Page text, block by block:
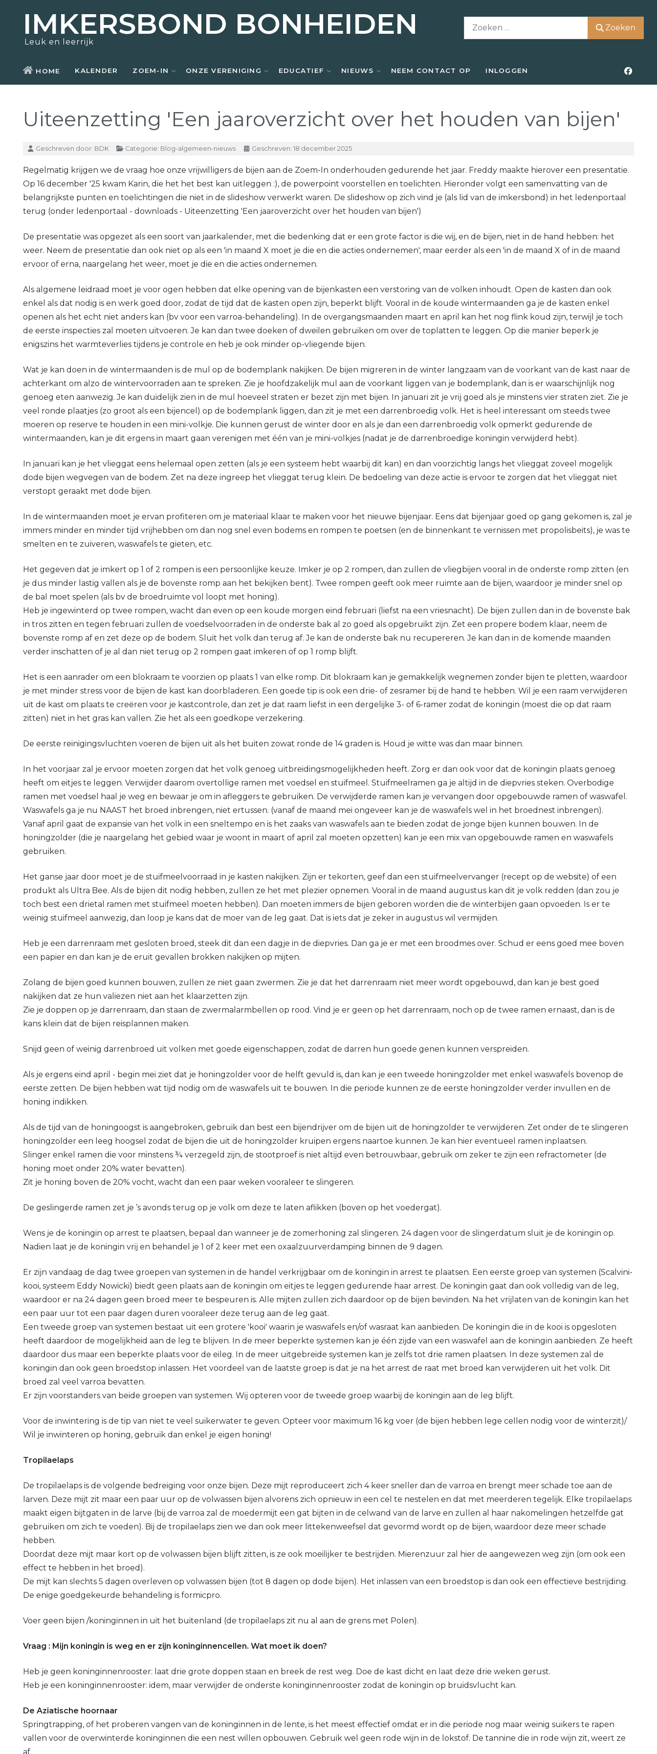
IMKERSBOND BONHEIDEN
Leuk en leerrijk
Zoeken
HOME KALENDER ZOEM-IN ONZE VERENIGING EDUCATIEF NIEUWS NEEM CONTACT OP INLOGGEN
Uiteenzetting 'Een jaaroverzicht over het houden van bijen'
DetailsGeschreven door: BDK Categorie: Blog-algemeen-nieuws Geschreven: 18 december 2025
Regelmatig krijgen we de vraag hoe onze vrijwilligers de bijen aan de Zoem-In onderhouden gedurende het jaar. Freddy maakte hierover een presentatie.
Op 16 december '25 kwam Karin, die het het best kan uitleggen :), de powerpoint voorstellen en toelichten. Hieronder volgt een samenvatting van de
belangrijkste punten en toelichtingen die niet in de slideshow verwerkt waren. De slideshow op zich vind je (als lid van de imkersbond) in het ledenportaal
terug (onder ledenportaal - downloads - Uiteenzetting 'Een jaaroverzicht over het houden van bijen')
De presentatie was opgezet als een soort van jaarkalender, met die bedenking dat er een grote factor is die wij, en de bijen, niet in de hand hebben: het
weer. Neem de presentatie dan ook niet op als een 'in maand X moet je die en die acties ondernemen', maar eerder als een 'in de maand X of in de maand
ervoor of erna, naargelang het weer, moet je die en die acties ondernemen.
Als algemene leidraad moet je voor ogen hebben dat elke opening van de bijenkasten een verstoring van de volken inhoudt. Open de kasten dan ook
enkel als dat nodig is en werk goed door, zodat de tijd dat de kasten open zijn, beperkt blijft. Vooral in de koude wintermaanden ga je de kasten enkel
openen als het echt niet anders kan (bv voor een varroa-behandeling). In de overgangsmaanden maart en april kan het nog flink koud zijn, terwijl je toch
de eerste inspecties zal moeten uitvoeren. Je kan dan twee doeken of dweilen gebruiken om over de toplatten te leggen. Op die manier beperk je
enigszins het warmteverlies tijdens je controle en heb je ook minder op-vliegende bijen.
Wat je kan doen in de wintermaanden is de mul op de bodemplank nakijken. De bijen migreren in de winter langzaam van de voorkant van de kast naar de
achterkant om alzo de wintervoorraden aan te spreken. Zie je hoofdzakelijk mul aan de voorkant liggen van je bodemplank, dan is er waarschijnlijk nog
genoeg eten aanwezig. Je kan duidelijk zien in de mul hoeveel straten er bezet zijn met bijen. In januari zit je vrij goed als je minstens vier straten ziet. Zie je
veel ronde plaatjes (zo groot als een bijencel) op de bodemplank liggen, dan zit je met een darrenbroedig volk. Het is heel interessant om steeds twee
moeren op reserve te houden in een mini-volkje. Die kunnen gerust de winter door en als je dan een darrenbroedig volk opmerkt gedurende de
wintermaanden, kan je dit ergens in maart gaan verenigen met één van je mini-volkjes (nadat je de darrenbroedige koningin verwijderd hebt).
In januari kan je het vlieggat eens helemaal open zetten (als je een systeem hebt waarbij dit kan) en dan voorzichtig langs het vlieggat zoveel mogelijk
dode bijen wegvegen van de bodem. Zet na deze ingreep het vlieggat terug klein. De bedoeling van deze actie is ervoor te zorgen dat het vlieggat niet
verstopt geraakt met dode bijen.
In de wintermaanden moet je ervan profiteren om je materiaal klaar te maken voor het nieuwe bijenjaar. Eens dat bijenjaar goed op gang gekomen is, zal je
immers minder en minder tijd vrijhebben om dan nog snel even bodems en rompen te poetsen (en de binnenkant te vernissen met propolisbeits), je was te
smelten en te zuiveren, waswafels te gieten, etc.
Het gegeven dat je imkert op 1 of 2 rompen is een persoonlijke keuze. Imker je op 2 rompen, dan zullen de vliegbijen vooral in de onderste romp zitten (en
je dus minder lastig vallen als je de bovenste romp aan het bekijken bent). Twee rompen geeft ook meer ruimte aan de bijen, waardoor je minder snel op
de bal moet spelen (als bv de broedruimte vol loopt met honing).
Heb je ingewinterd op twee rompen, wacht dan even op een koude morgen eind februari (liefst na een vriesnacht). De bijen zullen dan in de bovenste bak
in tros zitten en tegen februari zullen de voedselvoorraden in de onderste bak al zo goed als opgebruikt zijn. Zet een propere bodem klaar, neem de
bovenste romp af en zet deze op de bodem. Sluit het volk dan terug af. Je kan de onderste bak nu recupereren. Je kan dan in de komende maanden
verder inschatten of je al dan niet terug op 2 rompen gaat imkeren of op 1 romp blijft.
Het is een aanrader om een blokraam te voorzien op plaats 1 van elke romp. Dit blokraam kan je gemakkelijk wegnemen zonder bijen te pletten, waardoor
je met minder stress voor de bijen de kast kan doorbladeren. Een goede tip is ook een drie- of zesramer bij de hand te hebben. Wil je een raam verwijderen
uit de kast om plaats te creëren voor je kastcontrole, dan zet je dat raam liefst in een dergelijke 3- of 6-ramer zodat de koningin (moest die op dat raam
zitten) niet in het gras kan vallen. Zie het als een goedkope verzekering.
De eerste reinigingsvluchten voeren de bijen uit als het buiten zowat ronde de 14 graden is. Houd je witte was dan maar binnen.
In het voorjaar zal je ervoor moeten zorgen dat het volk genoeg uitbreidingsmogelijkheden heeft. Zorg er dan ook voor dat de koningin plaats genoeg
heeft om eitjes te leggen. Verwijder daarom overtollige ramen met voedsel en stuifmeel. Stuifmeelramen ga je altijd in de diepvries steken. Overbodige
ramen met voedsel haal je weg en bewaar je om in afleggers te gebruiken. De verwijderde ramen kan je vervangen door opgebouwde ramen of waswafel.
Waswafels ga je nu NAAST het broed inbrengen, niet ertussen. (vanaf de maand mei ongeveer kan je de waswafels wel in het broednest inbrengen).
Vanaf april gaat de expansie van het volk in een sneltempo en is het zaaks van waswafels aan te bieden zodat de jonge bijen kunnen bouwen. In de
honingzolder (die je naargelang het gebied waar je woont in maart of april zal moeten opzetten) kan je een mix van opgebouwde ramen en waswafels
gebruiken.
Het ganse jaar door moet je de stuifmeelvoorraad in je kasten nakijken. Zijn er tekorten, geef dan een stuifmeelvervanger (recept op de website) of een
produkt als Ultra Bee. Als de bijen dit nodig hebben, zullen ze het met plezier opnemen. Vooral in de maand augustus kan dit je volk redden (dan zou je
toch best een drietal ramen met stuifmeel moeten hebben). Dan moeten immers de bijen geboren worden die de winterbijen gaan opvoeden. Is er te
weinig stuifmeel aanwezig, dan loop je kans dat de moer van de leg gaat. Dat is iets dat je zeker in augustus wil vermijden.
Heb je een darrenraam met gesloten broed, steek dit dan een dagje in de diepvries. Dan ga je er met een broodmes over. Schud er eens goed mee boven
een papier en dan kan je de eruit gevallen brokken nakijken op mijten.
Zolang de bijen goed kunnen bouwen, zullen ze niet gaan zwermen. Zie je dat het darrenraam niet meer wordt opgebouwd, dan kan je best goed
nakijken dat ze hun valiezen niet aan het klaarzetten zijn.
Zie je doppen op je darrenraam, dan staan de zwermalarmbellen op rood. Vind je er geen op het darrenraam, noch op de twee ramen ernaast, dan is de
kans klein dat de bijen reisplannen maken.
Snijd geen of weinig darrenbroed uit volken met goede eigenschappen, zodat de darren hun goede genen kunnen verspreiden.
Als je ergens eind april - begin mei ziet dat je honingzolder voor de helft gevuld is, dan kan je een tweede honingzolder met enkel waswafels bovenop de
eerste zetten. De bijen hebben wat tijd nodig om de waswafels uit te bouwen. In die periode kunnen ze de eerste honingzolder verder invullen en de
honing indikken.
Als de tijd van de honingoogst is aangebroken, gebruik dan best een bijendrijver om de bijen uit de honingzolder te verwijderen. Zet onder de te slingeren
honingzolder een leeg hoogsel zodat de bijen die uit de honingzolder kruipen ergens naartoe kunnen. Je kan hier eventueel ramen inplaatsen.
Slinger enkel ramen die voor minstens ¾ verzegeld zijn, de stootproef is niet altijd even betrouwbaar, gebruik om zeker te zijn een refractometer (de
honing moet onder 20% water bevatten).
Zit je honing boven de 20% vocht, wacht dan een paar weken vooraleer te slingeren.
De geslingerde ramen zet je ’s avonds terug op je volk om deze te laten aflikken (boven op het voedergat).
Wens je de koningin op arrest te plaatsen, bepaal dan wanneer je de zomerhoning zal slingeren. 24 dagen voor de slingerdatum sluit je de koningin op.
Nadien laat je de koningin vrij en behandel je 1 of 2 keer met een oxaalzuurverdamping binnen de 9 dagen.
Er zijn vandaag de dag twee groepen van systemen in de handel verkrijgbaar om de koningin in arrest te plaatsen. Een eerste groep van systemen (Scalvini-
kooi, systeem Eddy Nowicki) biedt geen plaats aan de koningin om eitjes te leggen gedurende haar arrest. De koningin gaat dan ook volledig van de leg,
waardoor er na 24 dagen geen broed meer te bespeuren is. Alle mijten zullen zich daardoor op de bijen bevinden. Na het vrijlaten van de koningin kan het
een paar uur tot een paar dagen duren vooraleer deze terug aan de leg gaat.
Een tweede groep van systemen bestaat uit een grotere 'kooi' waarin je waswafels en/of wasraat kan aanbieden. De koningin die in de kooi is opgesloten
heeft daardoor de mogelijkheid aan de leg te blijven. In de meer beperkte systemen kan je één zijde van een waswafel aan de koningin aanbieden. Ze heeft
daardoor dus maar een beperkte plaats voor de eileg. In de meer uitgebreide systemen kan je zelfs tot drie ramen plaatsen. In deze systemen zal de
koningin dan ook geen broedstop inlassen. Het voordeel van de laatste groep is dat je na het arrest de raat met broed kan verwijderen uit het volk. Dit
broed zal veel varroa bevatten.
Er zijn voorstanders van beide groepen van systemen. Wij opteren voor de tweede groep waarbij de koningin aan de leg blijft.
Voor de inwintering is de tip van niet te veel suikerwater te geven. Opteer voor maximum 16 kg voer (de bijen hebben lege cellen nodig voor de winterzit)/
Wil je inwinteren op honing, gebruik dan enkel je eigen honing!
Tropilaelaps
De tropilaelaps is de volgende bedreiging voor onze bijen. Deze mijt reproduceert zich 4 keer sneller dan de varroa en brengt meer schade toe aan de
larven. Deze mijt zit maar een paar uur op de volwassen bijen alvorens zich opnieuw in een cel te nestelen en dat met meerderen tegelijk. Elke tropilaelaps
maakt eigen bijtgaten in de larve (bij de varroa zal de moedermijt een gat bijten in de celwand van de larve en zullen al haar nakomelingen hetzelfde gat
gebruiken om zich te voeden). Bij de tropilaelaps zien we dan ook meer littekenweefsel dat gevormd wordt op de bijen, waardoor deze meer schade
hebben.
Doordat deze mijt maar kort op de volwassen bijen blijft zitten, is ze ook moeilijker te bestrijden. Mierenzuur zal hier de aangewezen weg zijn (om ook een
effect te hebben in het broed).
De mijt kan slechts 5 dagen overleven op volwassen bijen (tot 8 dagen op dode bijen). Het inlassen van een broedstop is dan ook een effectieve bestrijding.
De enige goedgekeurde behandeling is formicpro.
Voer geen bijen /koninginnen in uit het buitenland (de tropilaelaps zit nu al aan de grens met Polen).
Vraag : Mijn koningin is weg en er zijn koninginnencellen. Wat moet ik doen?
Heb je geen koninginnenrooster: laat drie grote doppen staan en breek de rest weg. Doe de kast dicht en laat deze drie weken gerust.
Heb je een koninginnenrooster: idem, maar verwijder de onderste koninginnenrooster zodat de koningin op bruidsvlucht kan.
De Aziatische hoornaar
Springtrapping, of het proberen vangen van de koninginnen in de lente, is het meest effectief omdat er in die periode nog maar weinig suikers te rapen
vallen voor de overwinterde koninginnen die een nest willen opbouwen. Gebruik wel geen rode wijn in de lokstof. De tannine die in rode wijn zit, weert ze
af.
Zoem-In
Zwermen scheppen
Lid worden
Over ons
Kerntaken
Lid worden
Opleidingen
Links
Actueel